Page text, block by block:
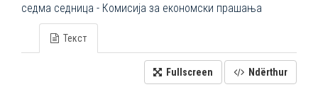
седма седница - Комисија за економски прашања
Текст
Fullscreen Ndërthur